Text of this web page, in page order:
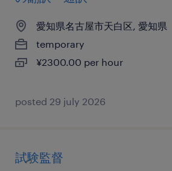
愛知県名古屋市天白区, 愛知県
temporary
¥2300.00 per hour
posted 29 july 2026
試験監督